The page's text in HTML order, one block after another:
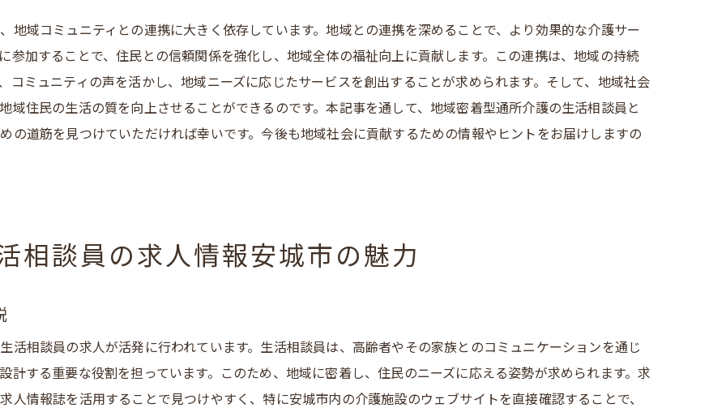
城市における地域活性化への寄与
民の生活の質向上への影響
域貢献が仕事の動機となる
域密着型で築く人脈と信頼
城市でのキャリア形成の可能性
城市での面接対策と準備
地域コミュニティとの連携に大きく依存しています。地域との連携を深めることで、より効果的な介護サー
参加することで、住民との信頼関係を強化し、地域全体の福祉向上に貢献します。この連携は、地域の持続
コミュニティの声を活かし、地域ニーズに応じたサービスを創出することが求められます。そして、地域社会
域住民の生活の質を向上させることができるのです。本記事を通して、地域密着型通所介護の生活相談員と
の道筋を見つけていただければ幸いです。今後も地域社会に貢献するための情報やヒントをお届けしますの
相談員の求人情報安城市の魅力
活相談員の求人が活発に行われています。生活相談員は、高齢者やその家族とのコミュニケーションを通じ
計する重要な役割を担っています。このため、地域に密着し、住民のニーズに応える姿勢が求められます。求
人情報誌を活用することで見つけやすく、特に安城市内の介護施設のウェブサイトを直接確認することで、